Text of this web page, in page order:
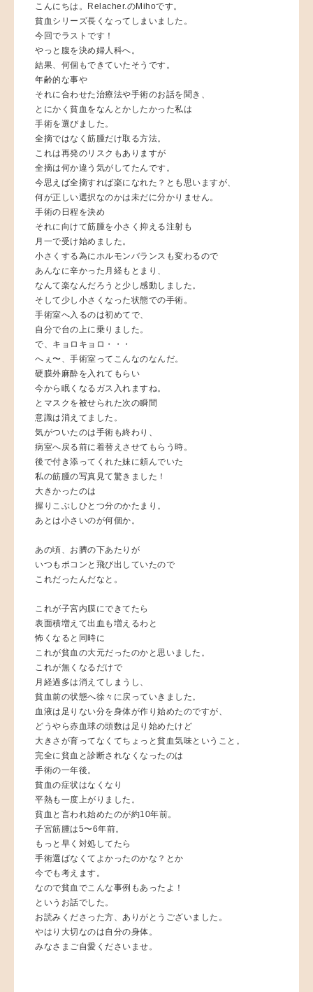
こんにちは。Relacher.のMihoです。
貧血シリーズ長くなってしまいました。
今回でラストです！
やっと腹を決め婦人科へ。
結果、何個もできていたそうです。
年齢的な事や
それに合わせた治療法や手術のお話を聞き、
とにかく貧血をなんとかしたかった私は
手術を選びました。
全摘ではなく筋腫だけ取る方法。
これは再発のリスクもありますが
全摘は何か違う気がしてたんです。
今思えば全摘すれば楽になれた？とも思いますが、
何が正しい選択なのかは未だに分かりません。
手術の日程を決め
それに向けて筋腫を小さく抑える注射も
月一で受け始めました。
小さくする為にホルモンバランスも変わるので
あんなに辛かった月経もとまり、
なんて楽なんだろうと少し感動しました。
そして少し小さくなった状態での手術。
手術室へ入るのは初めてで、
自分で台の上に乗りました。
で、キョロキョロ・・・
へぇ〜、手術室ってこんなのなんだ。
硬膜外麻酔を入れてもらい
今から眠くなるガス入れますね。
とマスクを被せられた次の瞬間
意識は消えてました。
気がついたのは手術も終わり、
病室へ戻る前に着替えさせてもらう時。
後で付き添ってくれた妹に頼んでいた
私の筋腫の写真見て驚きました！
大きかったのは
握りこぶしひとつ分のかたまり。
あとは小さいのが何個か。
あの頃、お臍の下あたりが
いつもポコンと飛び出していたので
これだったんだなと。
これが子宮内膜にできてたら
表面積増えて出血も増えるわと
怖くなると同時に
これが貧血の大元だったのかと思いました。
これが無くなるだけで
月経過多は消えてしまうし、
貧血前の状態へ徐々に戻っていきました。
血液は足りない分を身体が作り始めたのですが、
どうやら赤血球の頭数は足り始めたけど
大きさが育ってなくてちょっと貧血気味ということ。
完全に貧血と診断されなくなったのは
手術の一年後。
貧血の症状はなくなり
平熱も一度上がりました。
貧血と言われ始めたのが約10年前。
子宮筋腫は5〜6年前。
もっと早く対処してたら
手術選ばなくてよかったのかな？とか
今でも考えます。
なので貧血でこんな事例もあったよ！
というお話でした。
お読みくださった方、ありがとうございました。
やはり大切なのは自分の身体。
みなさまご自愛くださいませ。